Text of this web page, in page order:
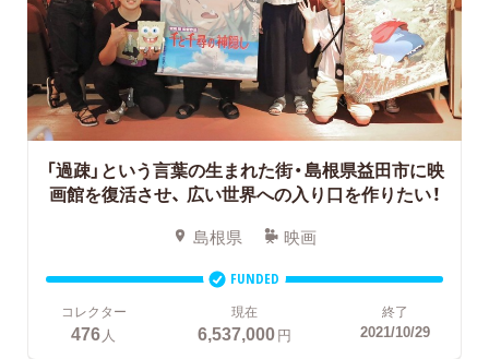
「過疎」という言葉の生まれた街・島根県益田市に映
画館を復活させ、 広い世界への入り口を作りたい！
島根県 映画
FUNDED
コレクター
476 人
現在
6,537,000円
終了
2021/10/29